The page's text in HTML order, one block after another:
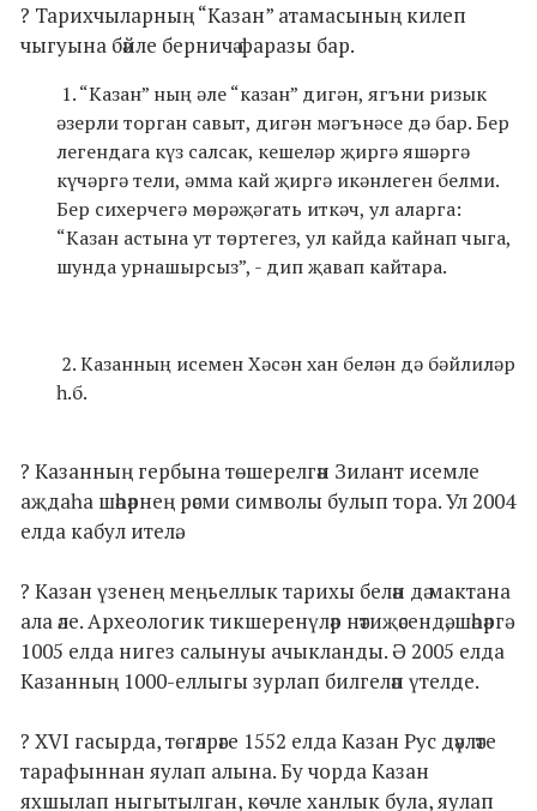
? Тарихчыларның “Казан” атамасының килеп
чыгуына бәйле берничә фаразы бар.
1. “Казан” ның әле “казан” дигән, ягъни ризык
әзерли торган савыт, дигән мәгънәсе дә бар. Бер
легендага күз салсак, кешеләр җиргә яшәргә
күчәргә тели, әмма кай җиргә икәнлеген белми.
Бер сихерчегә мөрәҗәгать иткәч, ул аларга:
“Казан астына ут төртегез, ул кайда кайнап чыга,
шунда урнашырсыз”, - дип җавап кайтара.
2. Казанның исемен Хәсән хан белән дә бәйлиләр
һ.б.
? Казанның гербына төшерелгән Зилант исемле
аҗдаһа шәһәрнең рәсми символы булып тора. Ул 2004
елда кабул ителә.
? Казан үзенең меңьеллык тарихы белән дә мактана
ала әле. Археологик тикшеренүләр нәтиҗәсендә, шәһәргә
1005 елда нигез салынуы ачыкланды. Ә 2005 елда
Казанның 1000-еллыгы зурлап билгеләп үтелде.
? XVI гасырда, төгәлрәге 1552 елда Казан Рус дәүләте
тарафыннан яулап алына. Бу чорда Казан
яхшылап ныгытылган, көчле ханлык була, яулап